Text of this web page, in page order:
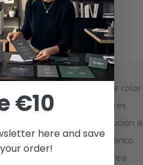
creativo
blanco sobre papel de color
¿Ni siquiera los rotuladores
Ghost es la solución a
imprime tóner blanco
distintos tipos de letra o crea
€10
here and save
order!